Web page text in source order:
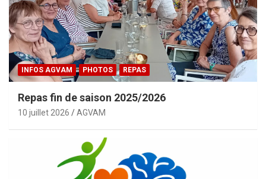
INFOS AGVAM PHOTOS REPAS
Repas fin de saison 2025/2026
10 juillet 2026 AGVAM